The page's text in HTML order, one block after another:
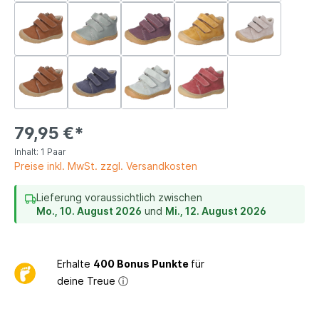
79,95 €*
Inhalt: 1 Paar
Preise inkl. MwSt. zzgl. Versandkosten
Lieferung voraussichtlich zwischen
Mo., 10. August 2026 und Mi., 12. August 2026
Erhalte 400 Bonus Punkte für
deine Treue ⓘ